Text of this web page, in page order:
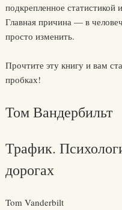
подкрепленное
Главная причина — в
просто изменить.
Прочтите эту книгу и вам
пробках!
Том Вандербильт
Трафик.
дорогах
Tom Vanderbilt